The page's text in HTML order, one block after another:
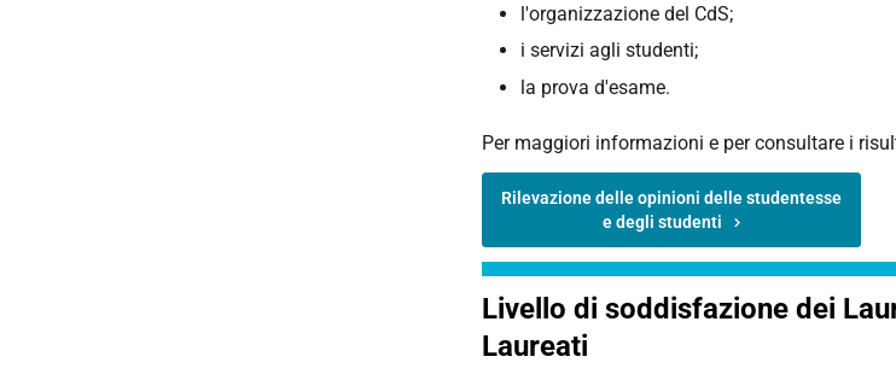
l'organizzazione del CdS;
i servizi agli studenti;
la prova d'esame.
Per maggiori informazioni e per consultare i
Rilevazione delle opinioni delle studentesse
e degli studenti
Livello di soddisfazione dei
Laureati